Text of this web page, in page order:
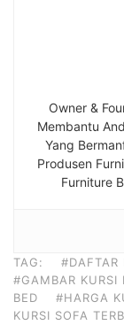
Owner &
Membantu
Yang
Produsen
Furniture
TAG:
#DAFTAR
#GAMBAR KURSI
BED
#HARGA
KURSI SOFA